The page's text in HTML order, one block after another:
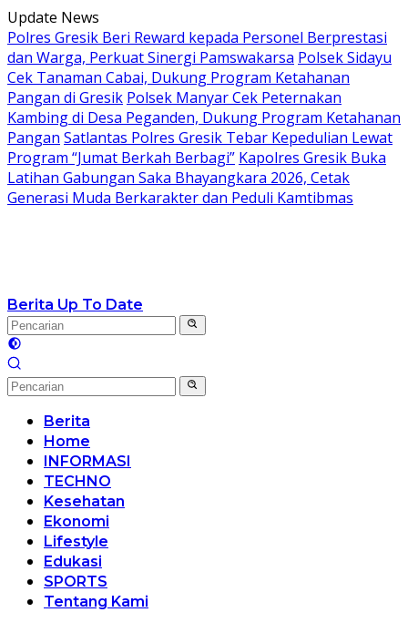
Langsung
ke
konten
Update News
Polres Gresik Beri Reward kepada Personel Berprestasi
dan Warga, Perkuat Sinergi Pamswakarsa Polsek Sidayu
Cek Tanaman Cabai, Dukung Program Ketahanan
Pangan di Gresik Polsek Manyar Cek Peternakan
Kambing di Desa Peganden, Dukung Program Ketahanan
Pangan Satlantas Polres Gresik Tebar Kepedulian Lewat
Program “Jumat Berkah Berbagi” Kapolres Gresik Buka
Latihan Gabungan Saka Bhayangkara 2026, Cetak
Generasi Muda Berkarakter dan Peduli Kamtibmas
Berita Up To Date
Berita
Home
INFORMASI
TECHNO
Kesehatan
Ekonomi
Lifestyle
Edukasi
SPORTS
Tentang Kami